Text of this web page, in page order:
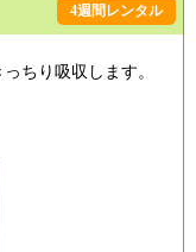
4週間レンタル
ちり吸収します。